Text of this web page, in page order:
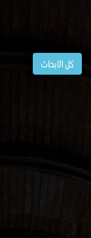
كل الابحاث